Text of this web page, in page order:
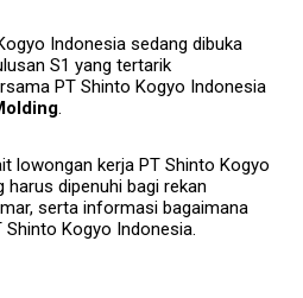
Indonesia sedang dibuka
S1 yang tertarik
PT Shinto Kogyo Indonesia
.
lowongan kerja PT Shinto Kogyo
harus dipenuhi bagi rekan
serta informasi bagaimana
Kogyo Indonesia.